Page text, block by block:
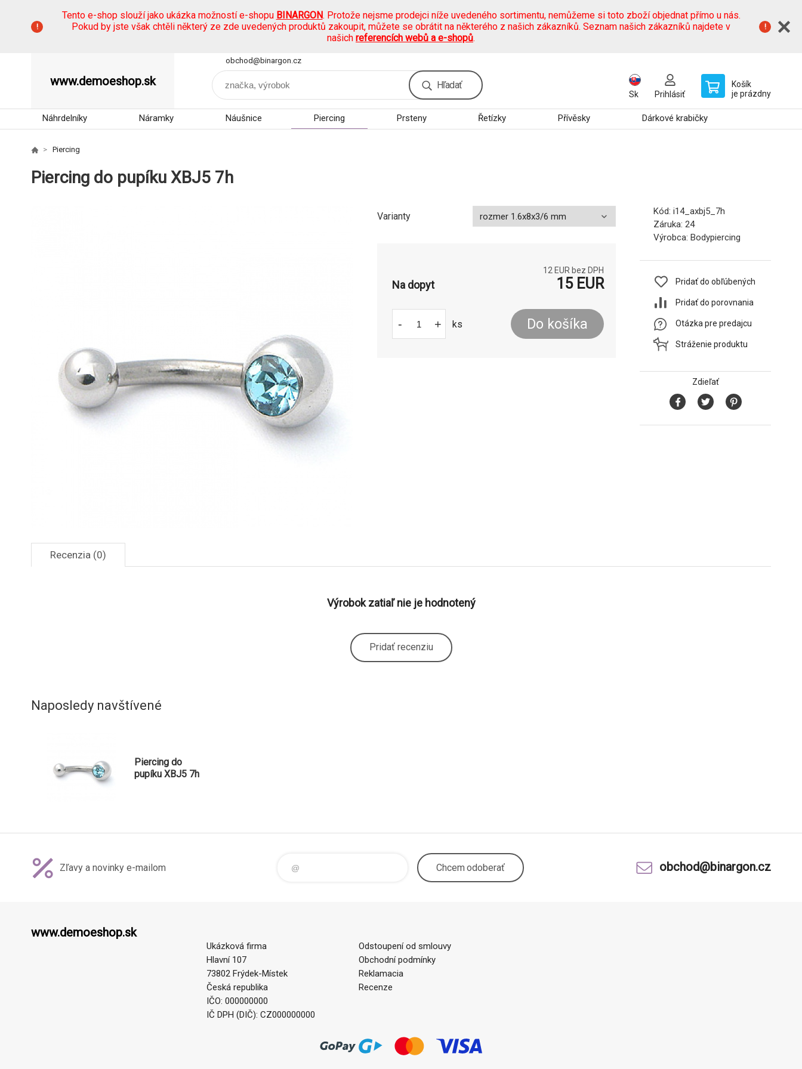
Tento e-shop slouží jako ukázka možností e-shopu BINARGON. Protože nejsme prodejci níže uvedeného sortimentu, nemůžeme si toto zboží objednat přímo u nás.
Pokud by jste však chtěli některý ze zde uvedených produktů zakoupit, můžete se obrátit na některého z našich zákazníků. Seznam našich zákazníků najdete v
našich referencích webů a e-shopů.
www.demoeshop.sk
obchod@binargon.cz
Hľadať
Sk Prihlásiť
Košík
je prázdny
Náhrdelníky Náramky Náušnice Piercing Prsteny Řetízky Přívěsky Dárkové krabičky
Piercing
Piercing do pupíku XBJ5 7h
Varianty
12 EUR bez DPH
Na dopyt 15EUR
- + ks Do košíka
Kód: i14_axbj5_7h
Záruka: 24
Výrobca: Bodypiercing
Pridať do obľúbených
Pridať do porovnania
Otázka pre predajcu
Stráženie produktu
Zdieľať
Recenzia (0)
Výrobok zatiaľ nie je hodnotený
Pridať recenziu
Naposledy navštívené
Piercing do
pupíku XBJ5 7h
Zľavy a novinky e-mailom Chcem odoberať obchod@binargon.cz
www.demoeshop.sk
Ukázková firma
Hlavní 107
73802 Frýdek-Místek
Česká republika
IČO: 000000000
IČ DPH (DIČ): CZ000000000
Odstoupení od smlouvy
Obchodní podmínky
Reklamacia
Recenze